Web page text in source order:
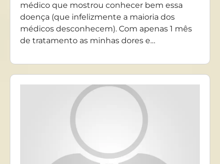
médico que mostrou conhecer bem essa
doença (que infelizmente a maioria dos
médicos desconhecem). Com apenas 1 mês
de tratamento as minhas dores e…